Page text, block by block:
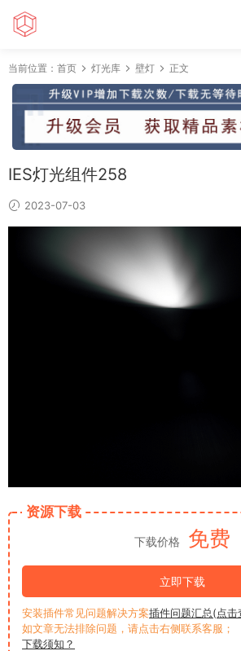
当前位置： 首页 灯光库 壁灯 正文
IES灯光组件258
2023-07-03
资源下载
下载价格 免费
立即下载
安装插件常见问题解决方案插件问题汇总(点击
如文章无法排除问题，请点击右侧联系客服；
下载须知？